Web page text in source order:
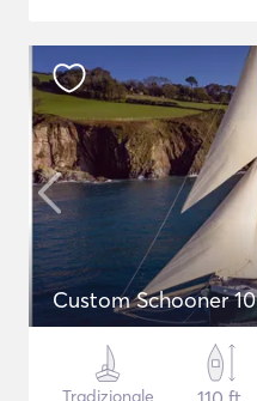
Custom Schooner 10
Tradizionale